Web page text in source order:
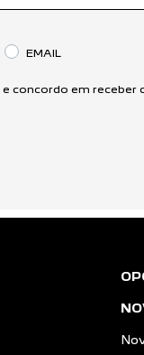
EMAIL
e concordo em receber